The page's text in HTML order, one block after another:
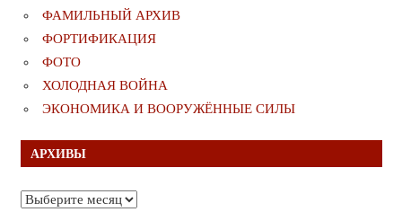
ФАМИЛЬНЫЙ АРХИВ
ФОРТИФИКАЦИЯ
ФОТО
ХОЛОДНАЯ ВОЙНА
ЭКОНОМИКА И ВООРУЖЁННЫЕ СИЛЫ
АРХИВЫ
Архивы